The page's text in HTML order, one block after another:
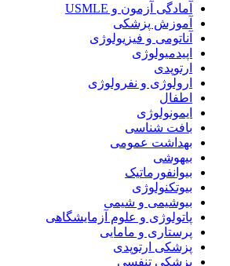
آمادگی آزمون و USMLE
آموزش پزشکی
آناتومی و فیزیولوژی
اپیدمیولوژی
ارتوپدی
ارولوژی و نفرولوژی
اطفال
ایمونولوژی
بافت شناسی
بهداشت عمومی
بیهوشی
بیوانفورماتیک
بیوتکنولوژی
بیوشیمی و شیمی
پاتولوژی و علوم آزمایشگاهی
پرستاری و مامایی
پزشکی ارتوپدی
پزشکی تنفسی